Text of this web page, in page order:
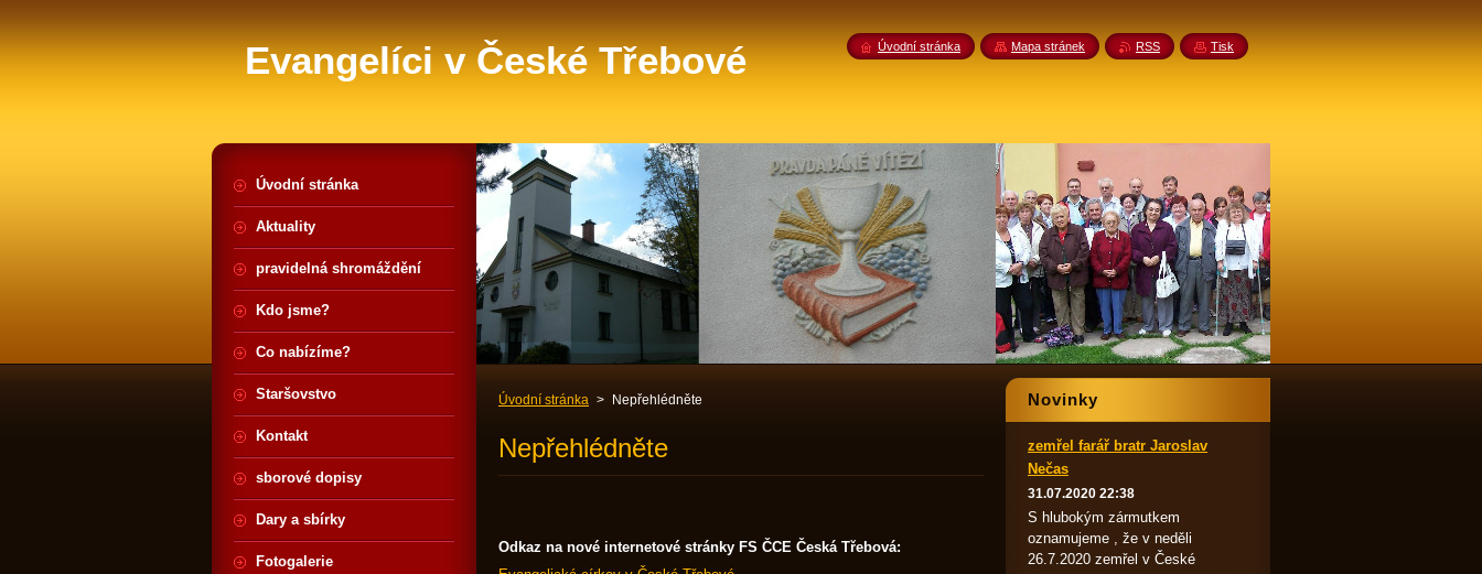
Evangelíci v České Třebové
Úvodní stránka > Nepřehlédněte
Nepřehlédněte
Odkaz na nové internetové stránky FS ČCE Česká Třebová:
Novinky
zemřel farář bratr Jaroslav
Nečas
31.07.2020 22:38
S hlubokým zármutkem
oznamujeme , že v neděli
26.7.2020 zemřel v České
Úvodní stránka
Aktuality
pravidelná shromáždění
Kdo jsme?
Co nabízíme?
Staršovstvo
Kontakt
sborové dopisy
Dary a sbírky
Fotogalerie
Úvodní stránka Mapa stránek RSS Tisk